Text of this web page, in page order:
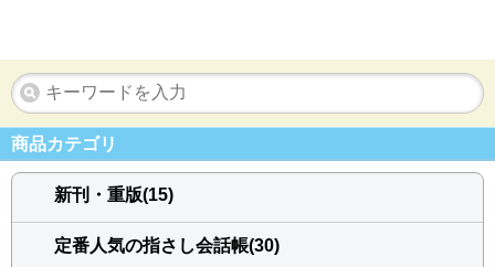
商品カテゴリ
新刊・重版(15)
定番人気の指さし会話帳(30)